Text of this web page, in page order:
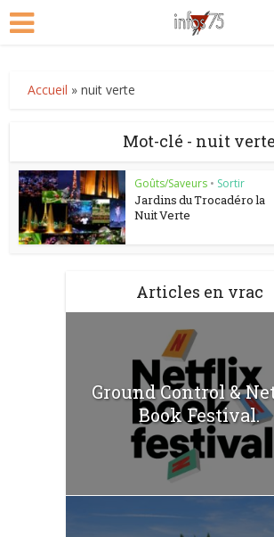
Accueil »nuit verte
Mot-clé - nuit verte
Goûts/Saveurs • Sortir
Jardins du Trocadéro la
Nuit Verte
Articles en vrac
Ground Control &
Book Festival.